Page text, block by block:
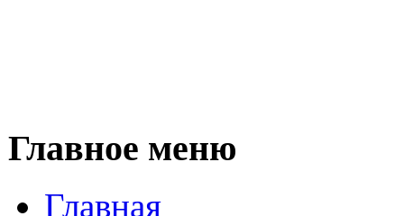
Главное меню
Главная